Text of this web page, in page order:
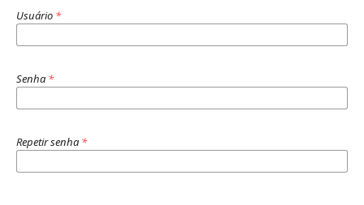
Usuário *
Senha *
Repetir senha *